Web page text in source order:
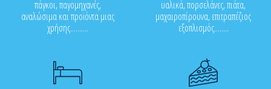
πάγκοι, παγομηχανές,
αναλώσιμα και προϊόντα μιας
χρήσης..........
υαλικά, πορσελάνες, πιάτα,
μαχαιροπίρουνα, επιτραπέζιος
εξοπλισμός........